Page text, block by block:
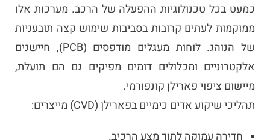
כמעט בכל טכנולוגיות ההפעלה של הרכב. מערכות אלו
ממוקמות לעתים קרובות בסביבות שימוש קצה תובעניות
של הנוהג. לוחות מעגלים מודפסים (PCB), חיישנים
אלקטרוניים ומכלולים דומים מפיקים גם הם תועלת,
מיישום ציפוי פארילן קונפורמי.
תהליכי שיקוע אדים כימיים בפארילן (CVD) מייצרים:
חדירה עמוקה לתוך מצע הרכיב.